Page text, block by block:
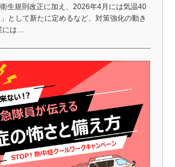
生規則改正に加え、2026年4月には気温40
として新たに定めるなど、対策強化の動き
には…